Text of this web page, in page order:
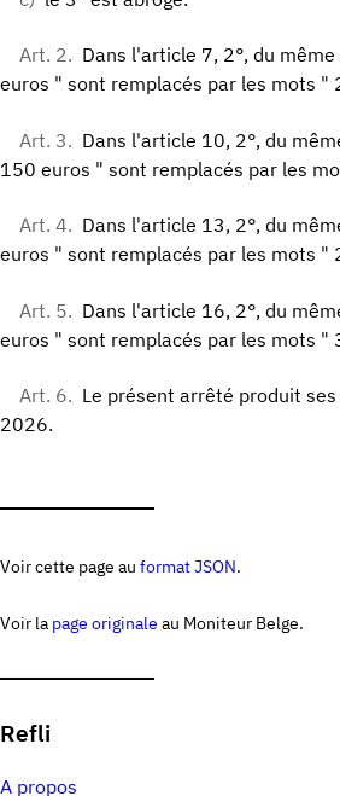
Art. 2. Dans l'article 7, 2°, du
euros " sont remplacés par les mots "
Art. 3. Dans l'article 10, 2°, du
150 euros " sont remplacés par les
Art. 4. Dans l'article 13, 2°, du
euros " sont remplacés par les mots "
Art. 5. Dans l'article 16, 2°, du
euros " sont remplacés par les mots "
Art. 6. Le présent arrêté produit
2026.
Voir cette page au format JSON.
Voir la page originale au Moniteur Belge.
Refli
A propos